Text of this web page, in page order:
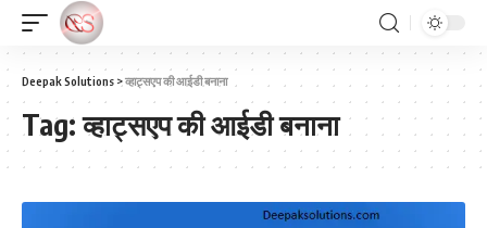
Deepak Solutions >व्हाट्सएप की आईडी बनाना
Tag:व्हाट्सएप की आईडी बनाना